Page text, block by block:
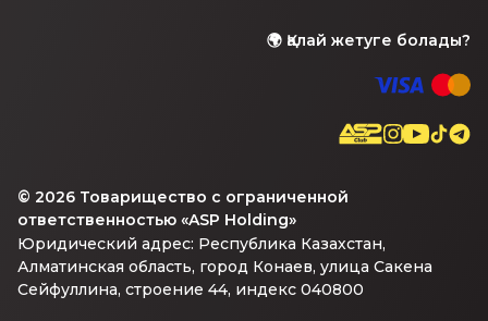
🌍 Қалай жетуге болады?
© 2026 Товарищество с ограниченной
ответственностью «ASP Holding»
Юридический адрес: Республика Казахстан,
Алматинская область, город Конаев, улица Сакена
Сейфуллина, строение 44, индекс 040800